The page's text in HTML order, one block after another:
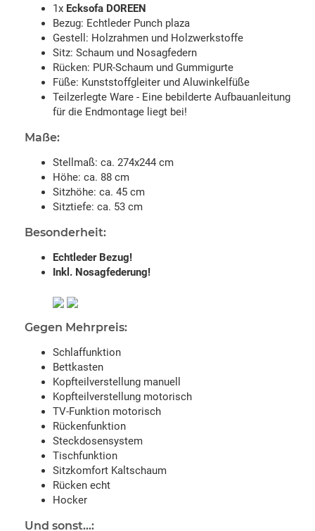
1x Ecksofa DOREEN
Bezug: Echtleder Punch plaza
Gestell: Holzrahmen und Holzwerkstoffe
Sitz: Schaum und Nosagfedern
Rücken: PUR-Schaum und Gummigurte
Füße: Kunststoffgleiter und Aluwinkelfüße
Teilzerlegte Ware - Eine bebilderte Aufbauanleitung
für die Endmontage liegt bei!
Maße:
Stellmaß: ca. 274x244 cm
Höhe: ca. 88 cm
Sitzhöhe: ca. 45 cm
Sitztiefe: ca. 53 cm
Besonderheit:
Echtleder Bezug!
Inkl. Nosagfederung!
Gegen Mehrpreis:
Schlaffunktion
Bettkasten
Kopfteilverstellung manuell
Kopfteilverstellung motorisch
TV-Funktion motorisch
Rückenfunktion
Steckdosensystem
Tischfunktion
Sitzkomfort Kaltschaum
Rücken echt
Hocker
Und sonst...: